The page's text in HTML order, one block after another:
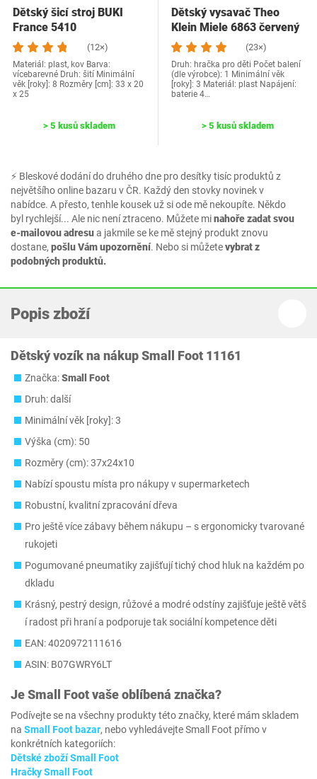
⚡ Bleskové dodání do druhého dne pro desítky tisíc produktů z
největšího online bazaru v ČR. Každý den stovky novinek v
nabídce. A přesto, tenhle kousek už si ode mě nekoupíte. Někdo
byl rychlejší... Ale nic není ztraceno. Můžete minahoře zadat svou
e-mailovou adresua jakmile se ke mě stejný produkt znovu
dostane, pošlu Vám upozornění. Nebo si můžetevybrat z
podobných produktů.
Dětský šicí stroj BUKI
France 5410
(12×)
Materiál: plast, kov Barva:
vícebarevné Druh: šití Minimální
věk [roky]: 8 Rozměry [cm]: ‎33 x 20
x 25
> 5 kusů skladem
Dětský vysavač Theo
Klein Miele 6863 červený
(23×)
Druh: hračka pro děti Počet balení
(dle výrobce): 1 Minimální věk
[roky]: 3 Materiál: plast Napájení:
baterie 4…
> 5 kusů skladem
Popis zboží
Dětský vozík na nákup Small Foot 11161
Značka:Small Foot
Druh: další
Minimální věk [roky]: 3
Výška (cm): 50
Rozměry (cm): 37x24x10
Nabízí spoustu místa pro nákupy v supermarketech
Robustní, kvalitní zpracování dřeva
Pro ještě více zábavy během nákupu – s ergonomicky tvarované
rukojeti
Pogumované pneumatiky zajišťují tichý chod hluk na každém po
dkladu
Krásný, pestrý design, růžové a modré odstíny zajišťuje ještě větš
í radost při hraní a podporuje tak sociální kompetence děti
EAN: 4020972111616
ASIN: B07GWRY6LT
JeSmall Footvaše oblíbená značka?
Podívejte se na všechny produkty této značky, které mám skladem
na Small Foot bazar, nebo vyhledávejte Small Foot přímo v
konkrétních kategoriích:
Dětské zboží Small Foot
Hračky Small Foot